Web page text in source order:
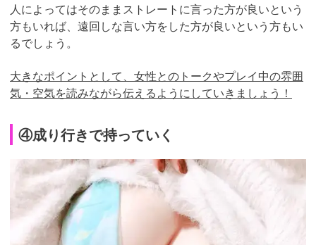
人によってはそのままストレートに言った方が良いという
方もいれば、遠回しな言い方をした方が良いという方もい
るでしょう。
大きなポイントとして、女性とのトークやプレイ中の雰囲
気・空気を読みながら伝えるようにしていきましょう！
④成り行きで持っていく